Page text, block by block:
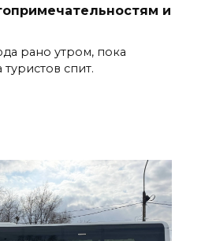
и
рано утром, пока
спит.